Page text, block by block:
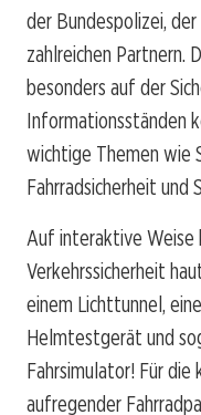
der Bundespolizei,
zahlreichen Partnern.
besonders auf der
Informationsständen
wichtige Themen wie
Fahrradsicherheit und
Auf interaktive Weise
Verkehrssicherheit
einem Lichttunnel,
Helmtestgerät und
Fahrsimulator! Für die
aufregender